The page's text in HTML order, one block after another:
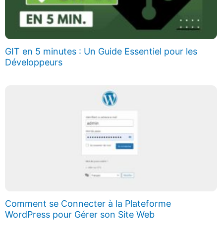
GIT en 5 minutes : Un Guide Essentiel pour les
Développeurs
Comment se Connecter à la Plateforme
WordPress pour Gérer son Site Web